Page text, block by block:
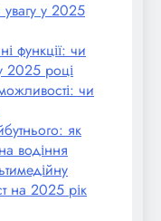
увагу у 2025
функції: чи
2025 році
чи
як
водіння
на 2025 рік